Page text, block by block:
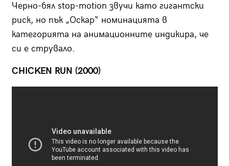
Черно-бял stop-motion звучи като гигантски
риск, но пък „Оскар“ номинацията в
категорията на анимационните индикира, че
си е струвало.
CHICKEN RUN (2000)